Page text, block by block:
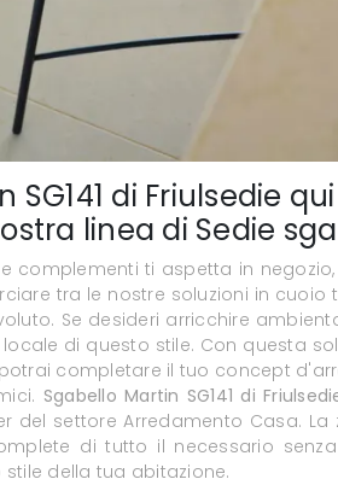
SG141 di Friulsedie
linea di Sedie
complementi ti aspetta in
tra le nostre soluzioni in
Se desideri arricchire
di questo stile. Con questa
completare il tuo concept
Sgabello Martin SG141 di
del settore Arredamento Casa.
di tutto il necessario
della tua abitazione.